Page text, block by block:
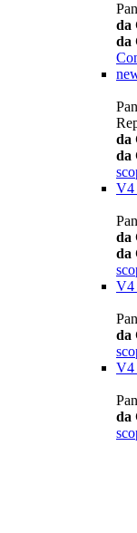
da
da
da
da
V4
da
da
V4
da
V4
da